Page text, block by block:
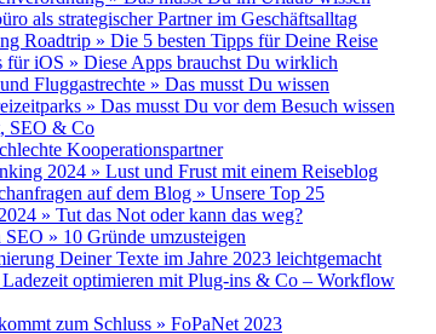
als strategischer Partner im Geschäftsalltag
Roadtrip » Die 5 besten Tipps für Deine Reise
für iOS » Diese Apps brauchst Du wirklich
Fluggastrechte » Das musst Du wissen
» Das musst Du vor dem Besuch wissen
SEO & Co
Kooperationspartner
2024 » Lust und Frust mit einem Reiseblog
auf dem Blog » Unsere Top 25
» Tut das Not oder kann das weg?
» 10 Gründe umzusteigen
Deiner Texte im Jahre 2023 leichtgemacht
Ladezeit optimieren mit Plug-ins & Co – Workflow
zum Schluss » FoPaNet 2023